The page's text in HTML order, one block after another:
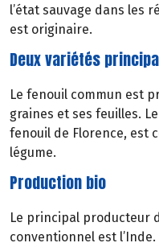
l’état sauvage dans les
est originaire.
Deux variétés
Le fenouil commun est
graines et ses feuilles.
fenouil de Florence, est
légume.
Production bio
Le principal producteur
conventionnel est